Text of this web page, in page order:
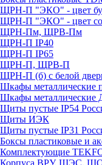
ЩРН-П "ЭКО" - цвет
ЩРН-П "ЭКО" - цвет
ЩРН-Пм, ЩРВ-Пм
ЩРН-П IP40
ЩРН-П IP65
ЩРН-П, ЩРВ-П
ЩРН-П (б) с белой
Шкафы металлические
Шкафы металлические
Щиты пустые IP54
Щиты ИЭК
Щиты пустые IP31
Боксы пластиковые и
Комплектующие
Корпуса ВРУ, ШЭС,